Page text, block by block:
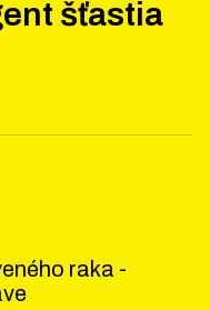
šťastia
raka -